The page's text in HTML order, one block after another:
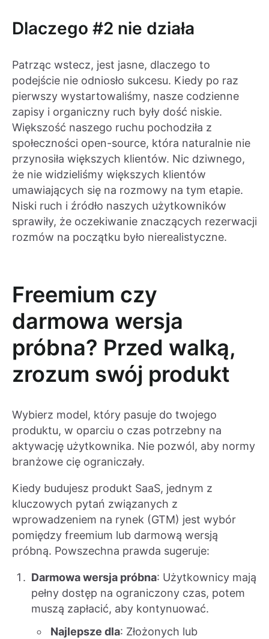
Dlaczego #2 nie działa
Patrząc wstecz, jest jasne, dlaczego to
podejście nie odniosło sukcesu. Kiedy po raz
pierwszy wystartowaliśmy, nasze codzienne
zapisy i organiczny ruch były dość niskie.
Większość naszego ruchu pochodziła z
społeczności open-source, która naturalnie nie
przynosiła większych klientów. Nic dziwnego,
że nie widzieliśmy większych klientów
umawiających się na rozmowy na tym etapie.
Niski ruch i źródło naszych użytkowników
sprawiły, że oczekiwanie znaczących rezerwacji
rozmów na początku było nierealistyczne.
Freemium czy
darmowa wersja
próbna? Przed walką,
zrozum swój produkt
Wybierz model, który pasuje do twojego
produktu, w oparciu o czas potrzebny na
aktywację użytkownika. Nie pozwól, aby normy
branżowe cię ograniczały.
Kiedy budujesz produkt SaaS, jednym z
kluczowych pytań związanych z
wprowadzeniem na rynek (GTM) jest wybór
pomiędzy freemium lub darmową wersją
próbną. Powszechna prawda sugeruje:
Darmowa wersja próbna: Użytkownicy mają
pełny dostęp na ograniczony czas, potem
muszą zapłacić, aby kontynuować.
Najlepsze dla: Złożonych lub